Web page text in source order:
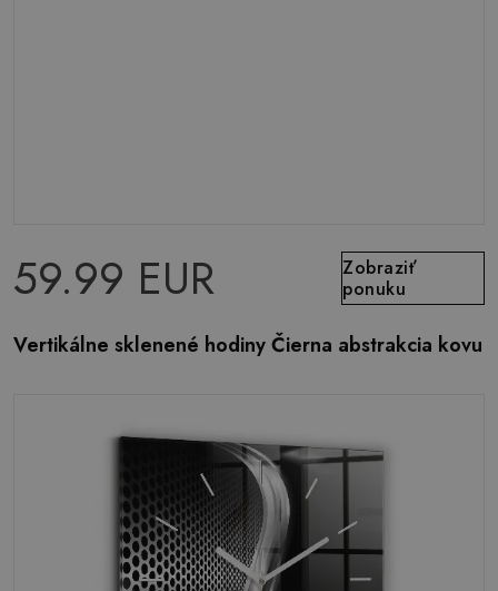
59.99 EUR
Zobraziť
ponuku
Vertikálne sklenené hodiny Čierna abstrakcia kovu